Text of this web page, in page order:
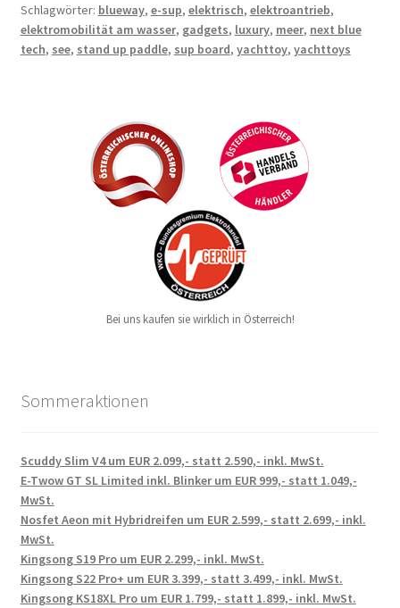
Schlagwörter: blueway, e-sup, elektrisch, elektroantrieb,
elektromobilität am wasser, gadgets, luxury, meer, next blue
tech, see, stand up paddle, sup board, yachttoy, yachttoys
Bei uns kaufen sie wirklich in Österreich!
Sommeraktionen
Scuddy Slim V4 um EUR 2.099,- statt 2.590,- inkl. MwSt.
E-Twow GT SL Limited inkl. Blinker um EUR 999,- statt 1.049,-
MwSt.
Nosfet Aeon mit Hybridreifen um EUR 2.599,- statt 2.699,- inkl.
MwSt.
Kingsong S19 Pro um EUR 2.299,- inkl. MwSt.
Kingsong S22 Pro+ um EUR 3.399,- statt 3.499,- inkl. MwSt.
Kingsong KS18XL Pro um EUR 1.799,- statt 1.899,- inkl. MwSt.